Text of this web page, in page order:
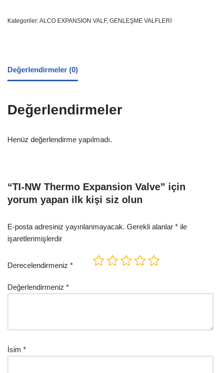
Kategoriler:ALCO EXPANSION VALF, GENLEŞME VALFLERİ
Değerlendirmeler (0)
Değerlendirmeler
Henüz değerlendirme yapılmadı.
“TI-NW Thermo Expansion Valve” için
yorum yapan ilk kişi siz olun
E-posta adresiniz yayınlanmayacak. Gerekli alanlar * ile
işaretlenmişlerdir
Derecelendirmeniz *
Değerlendirmeniz *
İsim *